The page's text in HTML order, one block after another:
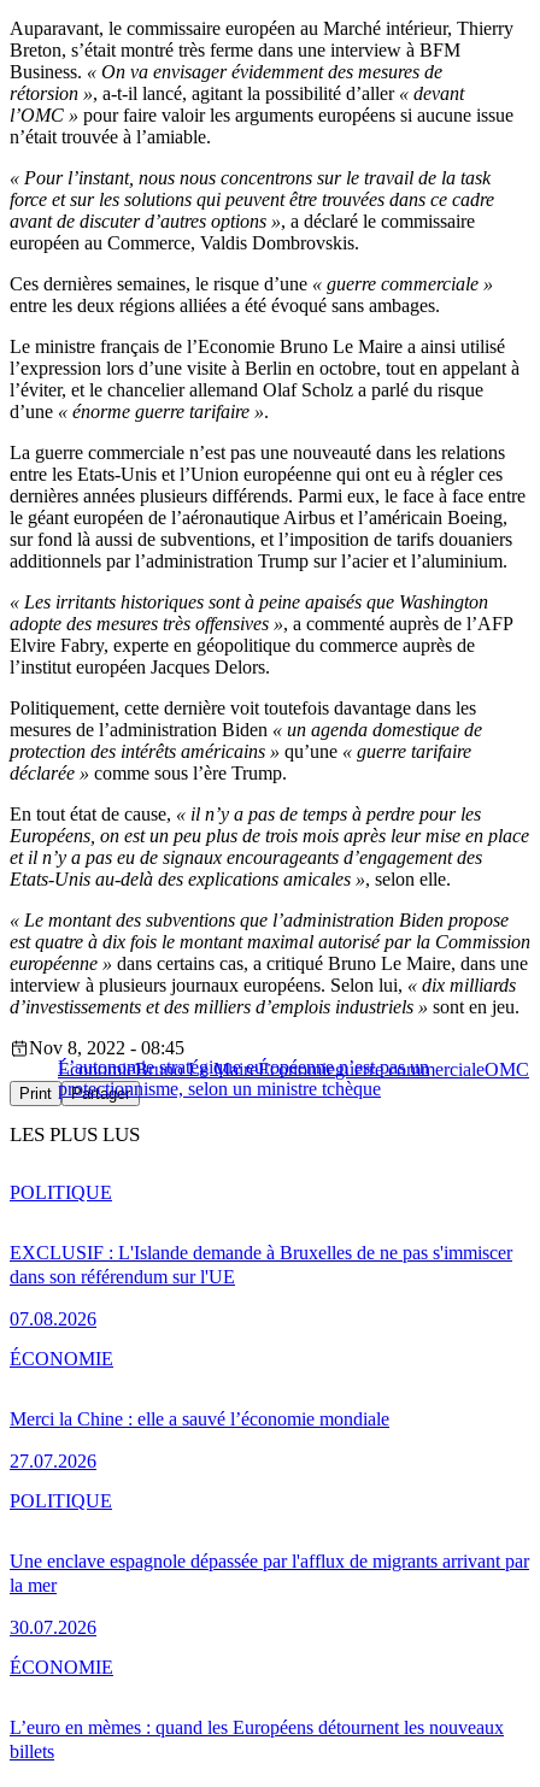
Auparavant, le commissaire européen au Marché intérieur, Thierry
Breton, s’était montré très ferme dans une interview à BFM
Business. « On va envisager évidemment des mesures de
rétorsion », a-t-il lancé, agitant la possibilité d’aller « devant
l’OMC » pour faire valoir les arguments européens si aucune issue
n’était trouvée à l’amiable.
« Pour l’instant, nous nous concentrons sur le travail de la task
force et sur les solutions qui peuvent être trouvées dans ce cadre
avant de discuter d’autres options », a déclaré le commissaire
européen au Commerce, Valdis Dombrovskis.
Ces dernières semaines, le risque d’une « guerre commerciale »
entre les deux régions alliées a été évoqué sans ambages.
Le ministre français de l’Economie Bruno Le Maire a ainsi utilisé
l’expression lors d’une visite à Berlin en octobre, tout en appelant à
l’éviter, et le chancelier allemand Olaf Scholz a parlé du risque
d’une « énorme guerre tarifaire ».
La guerre commerciale n’est pas une nouveauté dans les relations
entre les Etats-Unis et l’Union européenne qui ont eu à régler ces
dernières années plusieurs différends. Parmi eux, le face à face entre
le géant européen de l’aéronautique Airbus et l’américain Boeing,
sur fond là aussi de subventions, et l’imposition de tarifs douaniers
additionnels par l’administration Trump sur l’acier et l’aluminium.
« Les irritants historiques sont à peine apaisés que Washington
adopte des mesures très offensives », a commenté auprès de l’AFP
Elvire Fabry, experte en géopolitique du commerce auprès de
l’institut européen Jacques Delors.
Politiquement, cette dernière voit toutefois davantage dans les
mesures de l’administration Biden « un agenda domestique de
protection des intérêts américains » qu’une « guerre tarifaire
déclarée » comme sous l’ère Trump.
En tout état de cause, « il n’y a pas de temps à perdre pour les
Européens, on est un peu plus de trois mois après leur mise en place
et il n’y a pas eu de signaux encourageants d’engagement des
Etats-Unis au-delà des explications amicales », selon elle.
« Le montant des subventions que l’administration Biden propose
est quatre à dix fois le montant maximal autorisé par la Commission
européenne » dans certains cas, a critiqué Bruno Le Maire, dans une
interview à plusieurs journaux européens. Selon lui, « dix milliards
d’investissements et des milliers d’emplois industriels » sont en jeu.
L’autonomie stratégique européenne n’est pas un
protectionnisme, selon un ministre tchèque
Nov 8, 2022 - 08:45
ÉconomieBruno Le MaireÉconomieguerre commercialeOMC
Print Partager
LES PLUS LUS
EXCLUSIF : L'Islande demande à Bruxelles de ne pas s'immiscer
dans son référendum sur l'UE
07.08.2026
POLITIQUE
Merci la Chine : elle a sauvé l’économie mondiale
27.07.2026
ÉCONOMIE
Une enclave espagnole dépassée par l'afflux de migrants arrivant par
la mer
30.07.2026
POLITIQUE
L’euro en mèmes : quand les Européens détournent les nouveaux
billets
ÉCONOMIE